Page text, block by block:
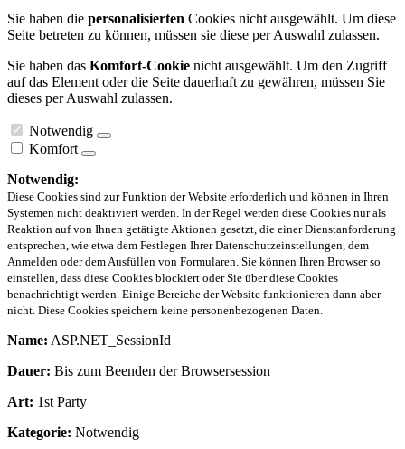
Sie haben die personalisierten Cookies nicht ausgewählt. Um diese
Seite betreten zu können, müssen sie diese per Auswahl zulassen.
Sie haben das Komfort-Cookie nicht ausgewählt. Um den Zugriff
auf das Element oder die Seite dauerhaft zu gewähren, müssen Sie
dieses per Auswahl zulassen.
Notwendig
Komfort
Notwendig:
Diese Cookies sind zur Funktion der Website erforderlich und können in Ihren
Systemen nicht deaktiviert werden. In der Regel werden diese Cookies nur als
Reaktion auf von Ihnen getätigte Aktionen gesetzt, die einer Dienstanforderung
entsprechen, wie etwa dem Festlegen Ihrer Datenschutzeinstellungen, dem
Anmelden oder dem Ausfüllen von Formularen. Sie können Ihren Browser so
einstellen, dass diese Cookies blockiert oder Sie über diese Cookies
benachrichtigt werden. Einige Bereiche der Website funktionieren dann aber
nicht. Diese Cookies speichern keine personenbezogenen Daten.
Name: ASP.NET_SessionId
Dauer: Bis zum Beenden der Browsersession
Art: 1st Party
Kategorie: Notwendig